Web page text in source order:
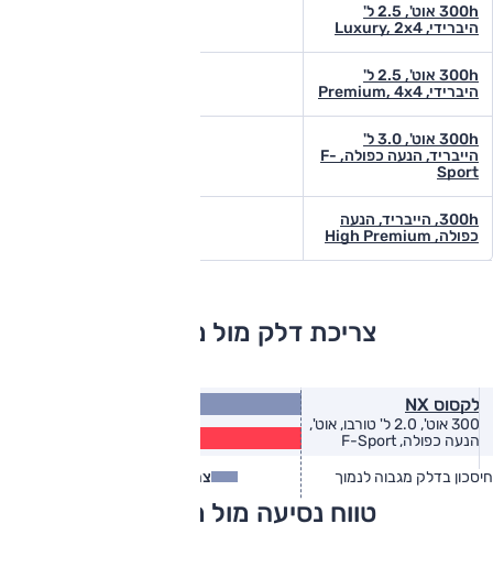
300h אוט', 2.5 ל'
היברידי, Luxury, 2x4
300h אוט', 2.5 ל'
היברידי, Premium, 4x4
300h אוט', 3.0 ל'
הייבריד, הנעה כפולה, F-
Sport
300h, הייבריד, הנעה
כפולה, High Premium
צריכת דלק מול מתחרים
לקסוס NX
300 אוט', 2.0 ל' טורבו, אוט',
הנעה כפולה, F-Sport
חיסכון בדלק מגבוה לנמוך צריכת דלק
טווח נסיעה מול מתחרים